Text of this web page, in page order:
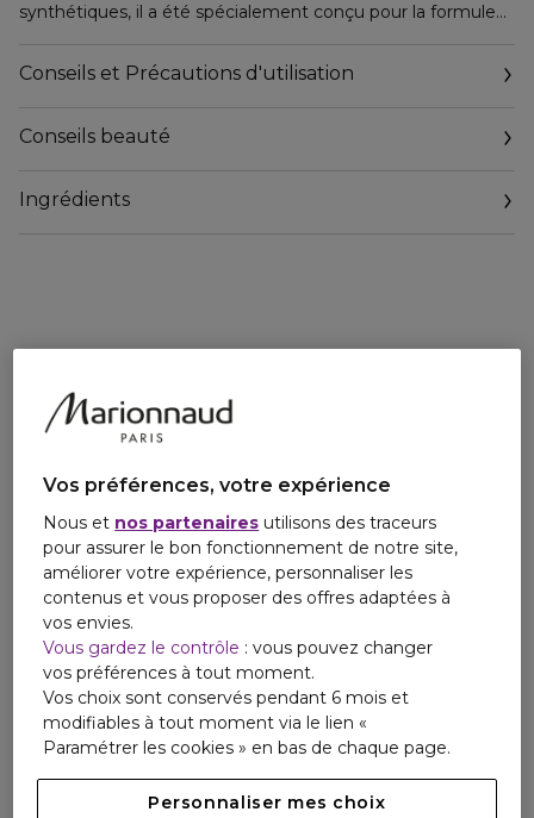
synthétiques, il a été spécialement conçu pour la formule
Conseils et Précautions d'utilisation
Conseils beauté
LA BEAUTÉ NATURELLE
DES FEMMES
Le maquillage Armani révèle la beauté
naturelle des femmes sans faux pasavec
des gestuels simples, des produits intuitifs
et des textures imperceptibles.
Ce maquillage allie les codes de l'élégance
Armani à des formules
haute performance
pour la promesse d'un résultat
Ingrédients
Vos préférences, votre expérience
Nous et nos partenaires utilisons des traceurs
pour assurer le bon fonctionnement de notre site,
améliorer votre expérience, personnaliser les
contenus et vous proposer des offres adaptées à
vos envies.
Vous gardez le contrôle : vous pouvez changer
vos préférences à tout moment.
Vos choix sont conservés pendant 6 mois et
modifiables à tout moment via le lien «
Paramétrer les cookies » en bas de chaque page.
Personnaliser mes choix